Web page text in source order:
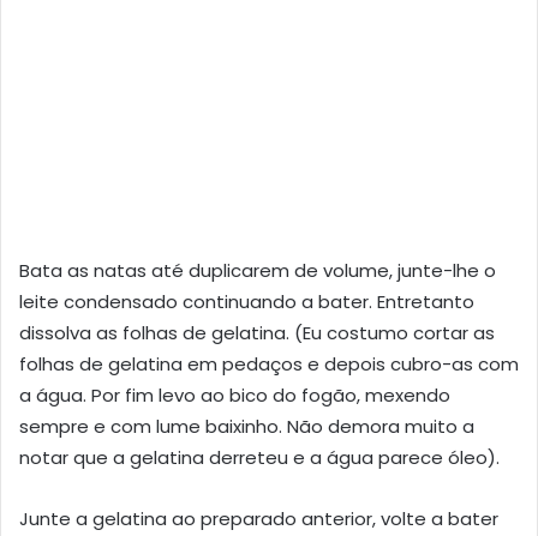
Bata as natas até duplicarem de volume, junte-lhe o
leite condensado continuando a bater. Entretanto
dissolva as folhas de gelatina. (Eu costumo cortar as
folhas de gelatina em pedaços e depois cubro-as com
a água. Por fim levo ao bico do fogão, mexendo
sempre e com lume baixinho. Não demora muito a
notar que a gelatina derreteu e a água parece óleo).
Junte a gelatina ao preparado anterior, volte a bater